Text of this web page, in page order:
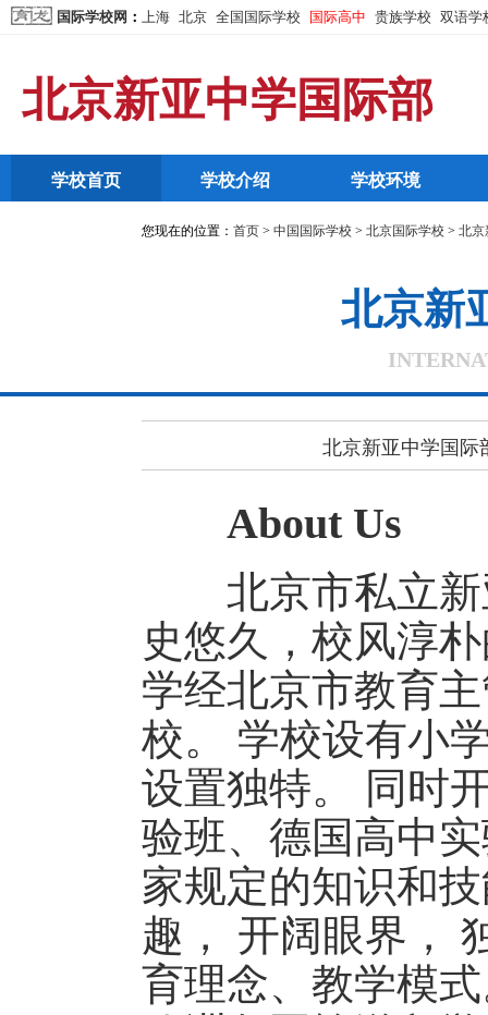
国际学校网 ： 上海 北京 全国国际学校 国际高中 贵族学校 双语学
北京新亚中学国际部
学校首页 学校介绍 学校环境
您现在的位置： 首页 > 中国国际学校 > 北京国际学校 > 北京
北京新
北京新亚中学国际
About Us
北京市私立新
史悠久，校风淳
学经北京市教育
校。 学校设有小
设置独特。 同时
验班、德国高中
家规定的知识和
趣， 开阔眼界，
育理念、教学模